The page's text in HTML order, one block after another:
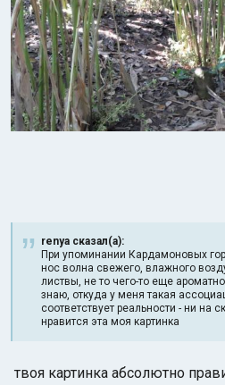
renya сказал(а):
При упоминании Кардамоновых
нос волна свежего, влажного
листвы, не то чего-то еще
знаю, откуда у меня такая
соответствует реальности - ни на
нравится эта моя картинка
твоя картинка абсолютно